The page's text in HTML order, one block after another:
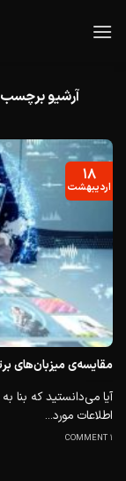
آرشیو
مقایسه‌ی میزبان‌های
اطلاعات مورد...
1 COMMENT
۱۸
اردیبهشت